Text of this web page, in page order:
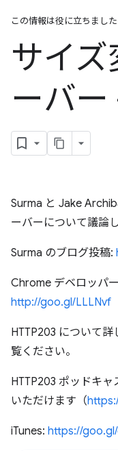
この情報は役に立ちました
サイ
ーバー
Surma と Jake
ーバーについて議論
Surma のブログ投稿:
Chrome デベロッパ
http://goo.gl/LLLNvf
HTTP203 について詳
覧ください。
HTTP203 ポッドキ
いただけます（
iTunes: https://